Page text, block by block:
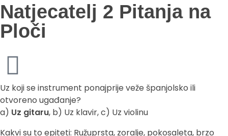
Natjecatelj 2 Pitanja na
Ploči
Uz koji se instrument ponajprije veže španjolsko ili
otvoreno ugađanje?
a) Uz gitaru, b) Uz klavir, c) Uz violinu
Kakvi su to epiteti: Ružuprsta, zoralje, pokosaleta, brzo